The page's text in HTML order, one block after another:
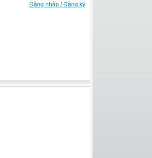
Đăng nhập / Đăng ký